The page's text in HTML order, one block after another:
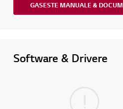
GASESTE MANUALE &
Software & Drivere